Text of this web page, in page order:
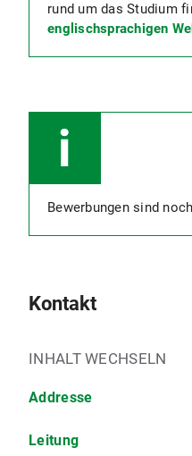
rund um das Studium
englischsprachigen
Bewerbungen sind
Kontakt
INHALT WECHSELN
Addresse
Leitung